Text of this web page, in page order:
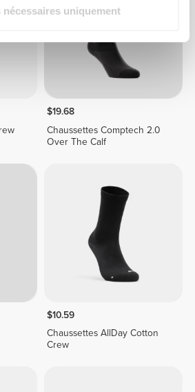
nécessaires uniquement
$19.68
Chaussettes Comptech 2.0
Over The Calf
$10.59
Chaussettes AllDay Cotton
Crew